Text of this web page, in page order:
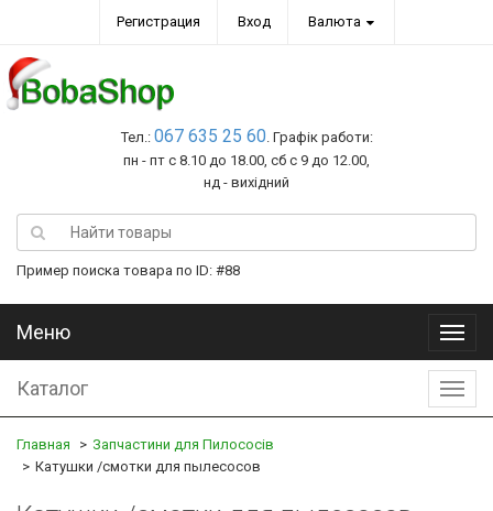
Регистрация Вход Валюта
Тел.: 067 635 25 60. Графік работи:
пн - пт с 8.10 до 18.00, сб с 9 до 12.00,
нд - вихідний
Пример поиска товара по ID: #88
Меню
Меню
Каталог
Главная
Запчастини для Пилососів
Катушки /смотки для пылесосов